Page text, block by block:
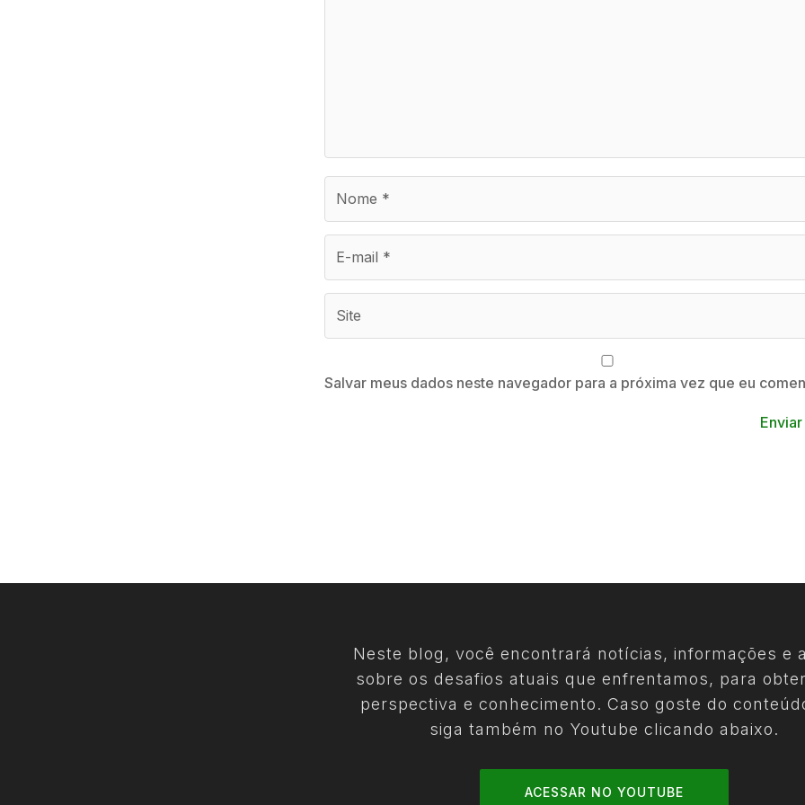
Salvar meus dados neste navegador para a próxima vez que eu
Neste blog, você encontrará notícias, informações e
sobre os desafios atuais que enfrentamos, para
perspectiva e conhecimento. Caso goste do
siga também no Youtube clicando abaixo.
ACESSAR NO YOUTUBE